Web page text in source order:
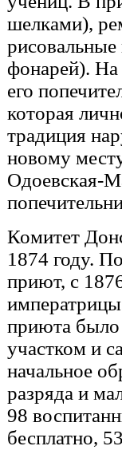
шелками),
фонарей). На
его
которая
традиция
новому
Одоевская-
Комитет
1874 году.
приют, с
приюта было
участком и
начальное
разряда и
98
бесплатно,